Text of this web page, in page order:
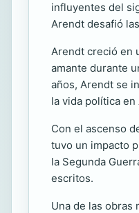
influyentes del
Arendt desafió
Arendt creció en
amante durante
años, Arendt se
la vida política
Con el ascenso
tuvo un impacto
la Segunda
escritos.
Una de las obras